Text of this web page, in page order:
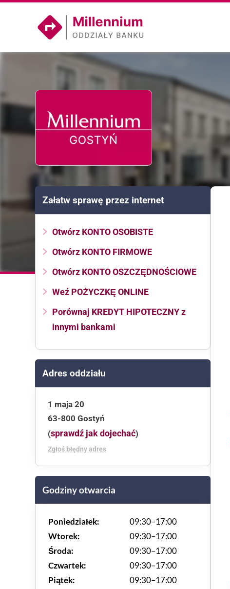
Załatw sprawę przez internet
Otwórz KONTO OSOBISTE
Otwórz KONTO FIRMOWE
Otwórz KONTO OSZCZĘDNOŚCIOWE
Weź POŻYCZKĘ ONLINE
Porównaj KREDYT HIPOTECZNY z
innymi bankami
Adres oddziału
1 maja 20
63-800 Gostyń
(sprawdź jak dojechać)
Zgłoś błędny adres
Godziny otwarcia
Poniedziałek:
09:30–17:00
Wtorek:
09:30–17:00
Środa:
09:30–17:00
Czwartek:
09:30–17:00
Piątek:
09:30–17:00